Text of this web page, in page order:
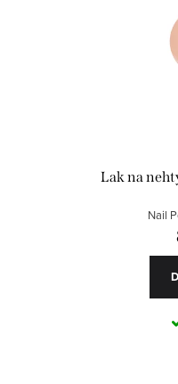
Lak na
Nail